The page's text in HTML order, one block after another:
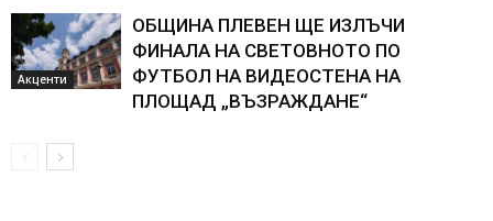
Акценти
ОБЩИНА ПЛЕВЕН ЩЕ ИЗЛЪЧИ
ФИНАЛА НА СВЕТОВНОТО ПО
ФУТБОЛ НА ВИДЕОСТЕНА НА
ПЛОЩАД „ВЪЗРАЖДАНЕ“